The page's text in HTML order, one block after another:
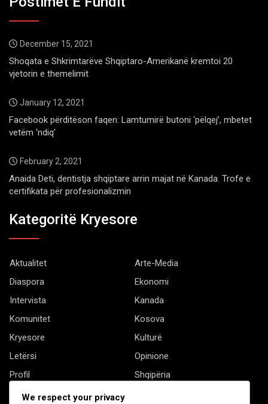
December 15, 2021
Shoqata e Shkrimtarëve Shqiptaro-Amerikanë kremtoi 20
vjetorin e themelimit
January 12, 2021
Facebook përditëson faqen: Lamtumirë butoni ‘pëlqej’, mbetet
vetëm ‘ndiq’
February 2, 2021
Anaida Deti, dentistja shqiptare arrin majat në Kanada. Trofe e
certifikata për profesionalizmin
Kategoritë Kryesore
Aktualitet
Arte-Media
Diaspora
Ekonomi
Intervista
Kanada
Komunitet
Kosova
Kryesore
Kulturë
Letërsi
Opinione
Profil
Shqipëria
Shqiptarët në biznes
We respect your privacy